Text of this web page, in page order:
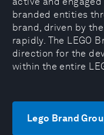
branded entities
brand, driven by
rapidly. The LEGO
direction for the
within the entire
Lego Brand